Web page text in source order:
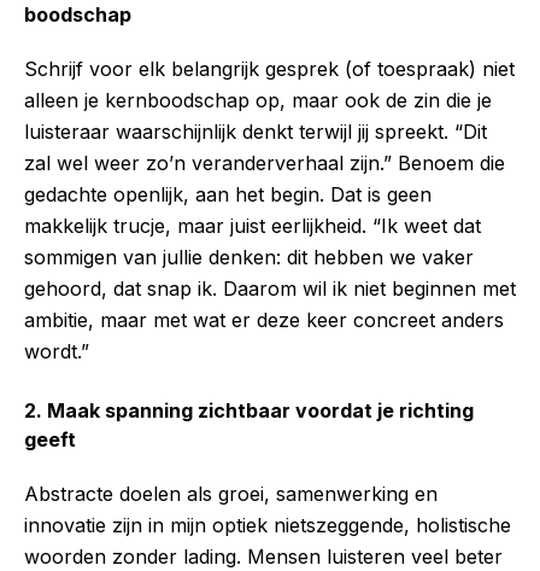
boodschap
Schrijf voor elk belangrijk gesprek (of toespraak) niet
alleen je kernboodschap op, maar ook de zin die je
luisteraar waarschijnlijk denkt terwijl jij spreekt. “Dit
zal wel weer zo’n veranderverhaal zijn.” Benoem die
gedachte openlijk, aan het begin. Dat is geen
makkelijk trucje, maar juist eerlijkheid. “Ik weet dat
sommigen van jullie denken: dit hebben we vaker
gehoord, dat snap ik. Daarom wil ik niet beginnen met
ambitie, maar met wat er deze keer concreet anders
wordt.”
2. Maak spanning zichtbaar voordat je richting
geeft
Abstracte doelen als groei, samenwerking en
innovatie zijn in mijn optiek nietszeggende, holistische
woorden zonder lading. Mensen luisteren veel beter